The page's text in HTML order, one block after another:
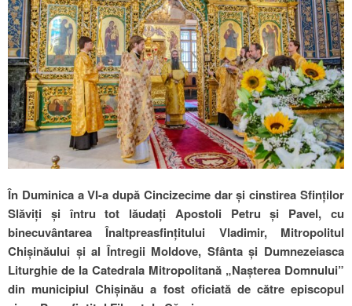
În Duminica a VI-a după Cincizecime dar și cinstirea Sfinților
Slăviți și întru tot lăudați Apostoli Petru și Pavel, cu
binecuvântarea Înaltpreasfințitului Vladimir, Mitropolitul
Chișinăului și al Întregii Moldove, Sfânta și Dumnezeiasca
Liturghie de la Catedrala Mitropolitană „Nașterea Domnului”
din municipiul Chișinău a fost oficiată de către episcopul